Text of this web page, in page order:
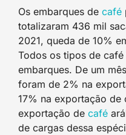
Os embarques de café
totalizaram 436 mil
2021, queda de 10%
Todos os tipos de
embarques. De um
foram de 2% na
17% na exportação
exportação de café
de cargas dessa